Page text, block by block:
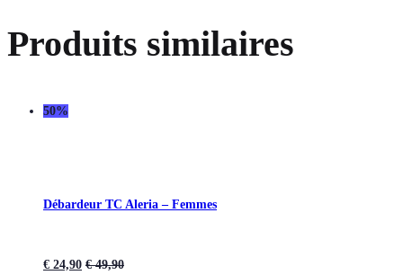
Produits similaires
50%
Débardeur TC Aleria – Femmes
€ 24,90 €49,90